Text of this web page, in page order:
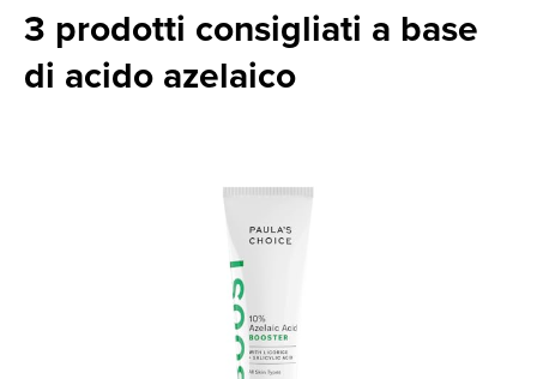
3 prodotti consigliati a base
di acido azelaico